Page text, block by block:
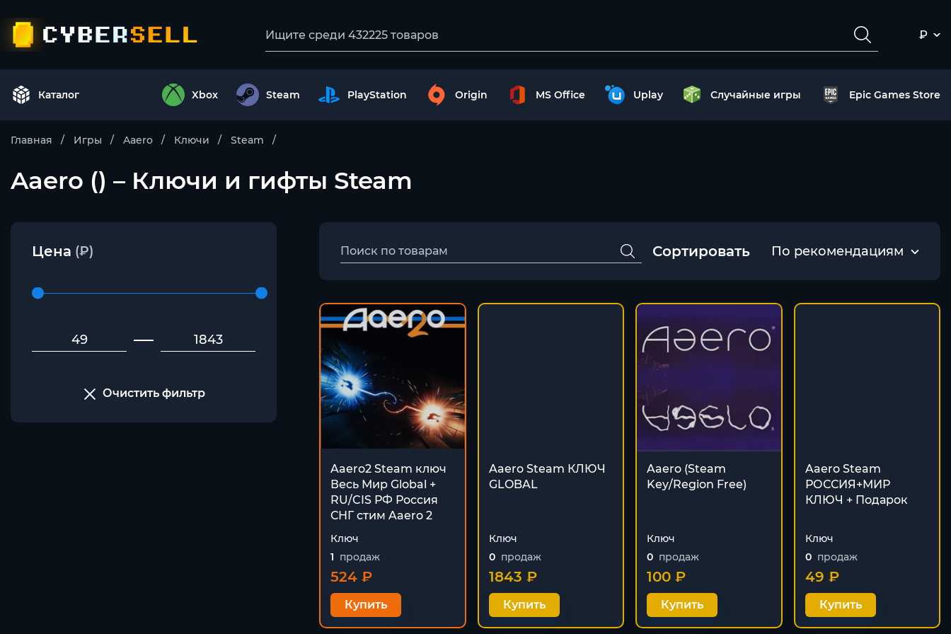
₽
Каталог Xbox Steam PlayStation Origin MS Office Uplay Случайные игры Epic Games Store
Главная Игры Aaero Ключи Steam
Aaero () – Ключи и гифты Steam
Цена (₽)
Очистить фильтр
Сортировать По рекомендациям
Aaero2 Steam ключ
Весь Мир Global +
RU/CIS РФ Россия
СНГ стим Aaero 2
Ключ
1 продаж
524 ₽
Купить
Aaero Steam КЛЮЧ
GLOBAL
Ключ
0 продаж
1843 ₽
Купить
Aaero (Steam
Key/Region Free)
Ключ
0 продаж
100 ₽
Купить
Aaero Steam
РОССИЯ+МИР
КЛЮЧ + Подарок
Ключ
0 продаж
49 ₽
Купить